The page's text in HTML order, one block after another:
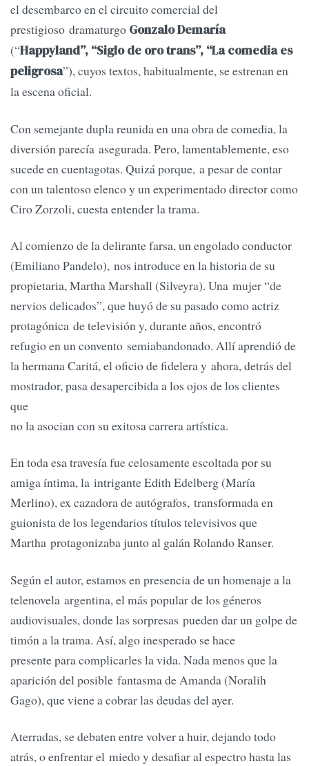
el desembarco en el circuito comercial del
prestigioso dramaturgo Gonzalo Demaría
(“Happyland”, “Siglo de oro trans”, “La comedia es
peligrosa”), cuyos textos, habitualmente, se estrenan en
la escena oficial.
Con semejante dupla reunida en una obra de comedia, la
diversión parecía asegurada. Pero, lamentablemente, eso
sucede en cuentagotas. Quizá porque, a pesar de contar
con un talentoso elenco y un experimentado director como
Ciro Zorzoli, cuesta entender la trama.
Al comienzo de la delirante farsa, un engolado conductor
(Emiliano Pandelo), nos introduce en la historia de su
propietaria, Martha Marshall (Silveyra). Una mujer “de
nervios delicados”, que huyó de su pasado como actriz
protagónica de televisión y, durante años, encontró
refugio en un convento semiabandonado. Allí aprendió de
la hermana Caritá, el oficio de fidelera y ahora, detrás del
mostrador, pasa desapercibida a los ojos de los clientes
que
no la asocian con su exitosa carrera artística.
En toda esa travesía fue celosamente escoltada por su
amiga íntima, la intrigante Edith Edelberg (María
Merlino), ex cazadora de autógrafos, transformada en
guionista de los legendarios títulos televisivos que
Martha protagonizaba junto al galán Rolando Ranser.
Según el autor, estamos en presencia de un homenaje a la
telenovela argentina, el más popular de los géneros
audiovisuales, donde las sorpresas pueden dar un golpe de
timón a la trama. Así, algo inesperado se hace
presente para complicarles la vida. Nada menos que la
aparición del posible fantasma de Amanda (Noralih
Gago), que viene a cobrar las deudas del ayer.
Aterradas, se debaten entre volver a huir, dejando todo
atrás, o enfrentar el miedo y desafiar al espectro hasta las